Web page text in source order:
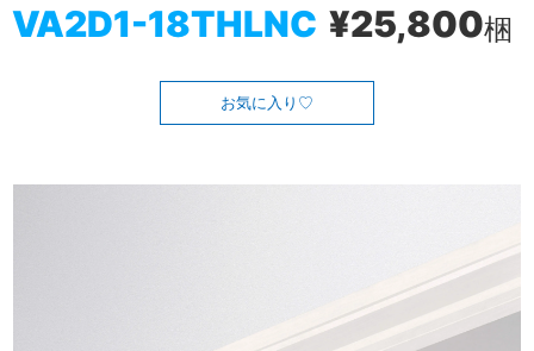
VA2D1-18THLNC ¥25,800梱
お気に入り